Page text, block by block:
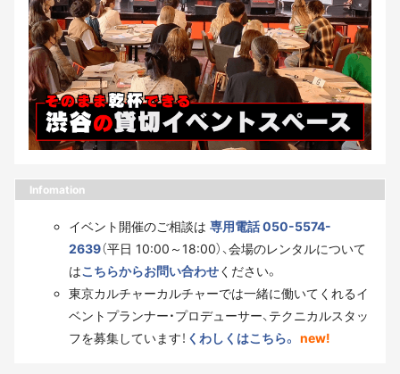
Infomation
イベント開催のご相談は 専用電話 050-5574-
2639（平日 10:00～18:00）、会場のレンタルについて
はこちらからお問い合わせください。
東京カルチャーカルチャーでは一緒に働いてくれるイ
ベントプランナー・プロデューサー、テクニカルスタッ
フを募集しています！ くわしくはこちら。 new!